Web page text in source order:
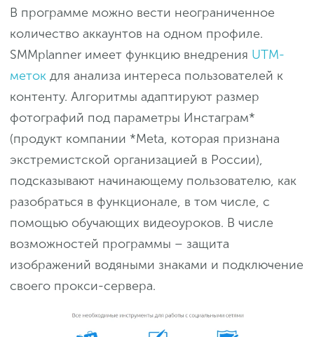
В программе можно вести неограниченное
количество аккаунтов на одном профиле.
SMMplanner имеет функцию внедрения UTM-
меток для анализа интереса пользователей к
контенту. Алгоритмы адаптируют размер
фотографий под параметры Инстаграм*
(продукт компании *Meta, которая признана
экстремистской организацией в России),
подсказывают начинающему пользователю, как
разобраться в функционале, в том числе, с
помощью обучающих видеоуроков. В числе
возможностей программы – защита
изображений водяными знаками и подключение
своего прокси-сервера.